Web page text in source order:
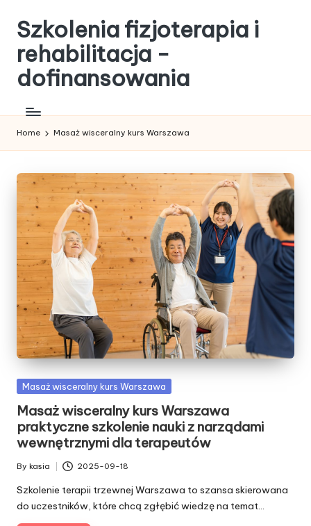
Skip
content
Szkolenia fizjoterapia i
rehabilitacja -
dofinansowania
Home Masaż wisceralny kurs Warszawa
Posted
Masaż wisceralny kurs Warszawa
Masaż wisceralny kurs Warszawa
praktyczne szkolenie nauki z narządami
wewnętrznymi dla terapeutów
Posted
by
By kasia 2025-09-18
Szkolenie terapii trzewnej Warszawa to szansa skierowana
do uczestników, które chcą zgłębić wiedzę na temat…